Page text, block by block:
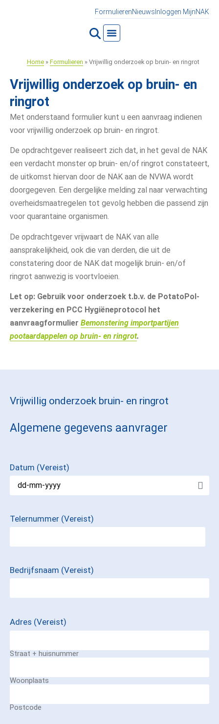
FormulierenNieuws Inloggen MijnNAK
Home » Formulieren » Vrijwillig onderzoek op bruin- en ringrot
Vrijwillig onderzoek op bruin- en
ringrot
Met onderstaand formulier kunt u een aanvraag indienen
voor vrijwillig onderzoek op bruin- en ringrot.
De opdrachtgever realiseert zich dat, in het geval de NAK
een verdacht monster op bruin- en/of ringrot constateert,
de uitkomst hiervan door de NAK aan de NVWA wordt
doorgegeven. Een dergelijke melding zal naar verwachting
overheidsmaatregelen tot gevolg hebben die passend zijn
voor quarantaine organismen.
De opdrachtgever vrijwaart de NAK van alle
aansprakelijkheid, ook die van derden, die uit de
constatering door de NAK dat mogelijk bruin- en/of
ringrot aanwezig is voortvloeien.
Let op: Gebruik voor onderzoek t.b.v. de PotatoPol-
verzekering en PCC Hygiëneprotocol het
aanvraagformulier Bemonstering importpartijen
pootaardappelen op bruin- en ringrot.
Vrijwillig onderzoek bruin- en ringrot
Algemene gegevens aanvrager
Datum (Vereist)
Telernummer (Vereist)
Bedrijfsnaam (Vereist)
Adres (Vereist)
Straat + huisnummer
Woonplaats
Postcode